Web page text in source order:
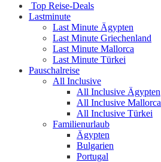
Top Reise-Deals
Lastminute
Last Minute Ägypten
Last Minute Griechenland
Last Minute Mallorca
Last Minute Türkei
Pauschalreise
All Inclusive
All Inclusive Ägypten
All Inclusive Mallorca
All Inclusive Türkei
Familienurlaub
Ägypten
Bulgarien
Portugal